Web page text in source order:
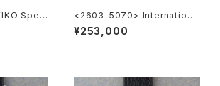
Speci
<2603-5070> Internationa
l Watch Co. R807A
¥253,000